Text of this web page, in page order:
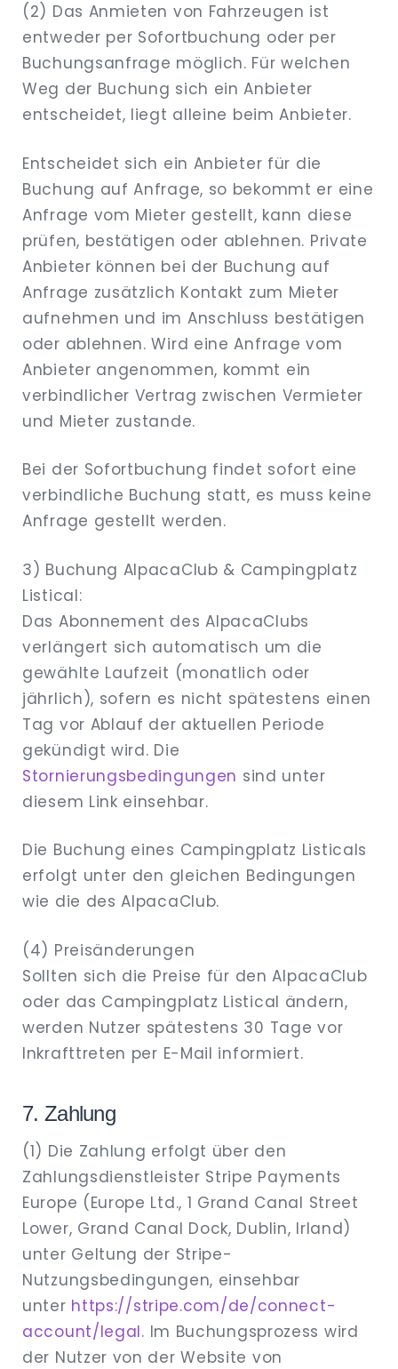
(2) Das Anmieten von Fahrzeugen ist
entweder per Sofortbuchung oder per
Buchungsanfrage möglich. Für welchen
Weg der Buchung sich ein Anbieter
entscheidet, liegt alleine beim Anbieter.
Entscheidet sich ein Anbieter für die
Buchung auf Anfrage, so bekommt er eine
Anfrage vom Mieter gestellt, kann diese
prüfen, bestätigen oder ablehnen. Private
Anbieter können bei der Buchung auf
Anfrage zusätzlich Kontakt zum Mieter
aufnehmen und im Anschluss bestätigen
oder ablehnen. Wird eine Anfrage vom
Anbieter angenommen, kommt ein
verbindlicher Vertrag zwischen Vermieter
und Mieter zustande.
Bei der Sofortbuchung findet sofort eine
verbindliche Buchung statt, es muss keine
Anfrage gestellt werden.
3) Buchung AlpacaClub & Campingplatz
Listical:
Das Abonnement des AlpacaClubs
verlängert sich automatisch um die
gewählte Laufzeit (monatlich oder
jährlich), sofern es nicht spätestens einen
Tag vor Ablauf der aktuellen Periode
gekündigt wird. Die
Stornierungsbedingungen sind unter
diesem Link einsehbar.
Die Buchung eines Campingplatz Listicals
erfolgt unter den gleichen Bedingungen
wie die des AlpacaClub.
(4) Preisänderungen
Sollten sich die Preise für den AlpacaClub
oder das Campingplatz Listical ändern,
werden Nutzer spätestens 30 Tage vor
Inkrafttreten per E-Mail informiert.
7. Zahlung
(1) Die Zahlung erfolgt über den
Zahlungsdienstleister Stripe Payments
Europe (Europe Ltd., 1 Grand Canal Street
Lower, Grand Canal Dock, Dublin, Irland)
unter Geltung der Stripe-
Nutzungsbedingungen, einsehbar
unter https://stripe.com/de/connect-
account/legal. Im Buchungsprozess wird
der Nutzer von der Website von